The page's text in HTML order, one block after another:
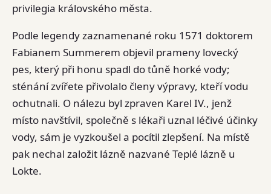
privilegia královského města.
Podle legendy zaznamenané roku 1571 doktorem
Fabianem Summerem objevil prameny lovecký
pes, který při honu spadl do tůně horké vody;
sténání zvířete přivolalo členy výpravy, kteří vodu
ochutnali. O nálezu byl zpraven Karel IV., jenž
místo navštívil, společně s lékaři uznal léčivé účinky
vody, sám je vyzkoušel a pocítil zlepšení. Na místě
pak nechal založit lázně nazvané Teplé lázně u
Lokte.